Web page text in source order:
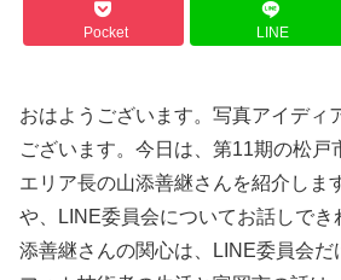
Pocket LINE
おはようございます。写真アイディ
ございます。今日は、第11期の松戸
エリア長の山添善継さんを紹介しま
や、LINE委員会についてお話しでき
添善継さんの関心は、LINE委員会だ